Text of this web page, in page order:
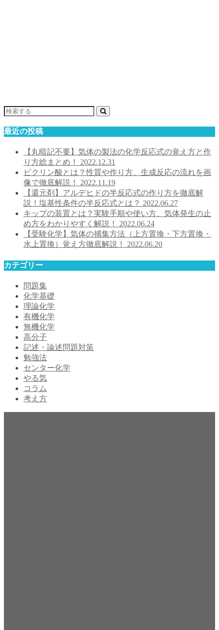
最近の投稿
【丸暗記不要】気体の製法の化学反応式の覚え方と作
り方総まとめ！ 2022.12.31
ピクリン酸とは？性質や作り方、生成反応の流れを画
像で徹底解説！ 2022.11.19
【還元剤】アルデヒドの半反応式の作り方を徹底解
説！塩基性条件の半反応式とは？ 2022.06.27
キップの装置とは？実験手順や使い方、気体発生の止
め方をわかりやすく解説！ 2022.06.24
【受験化学】気体の捕集方法（上方置換・下方置換・
水上置換）覚え方徹底解説！ 2022.06.20
カテゴリー
問題集
化学基礎
理論化学
有機化学
無機化学
高分子
記述・論述問題対策
勉強法
センター化学
やる気
コラム
考え方